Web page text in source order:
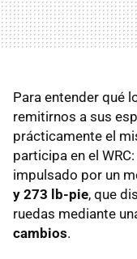
Para entender qué
remitirnos a sus
prácticamente el
participa en el
impulsado por un
y 273 lb-pie, que
ruedas mediante
cambios.